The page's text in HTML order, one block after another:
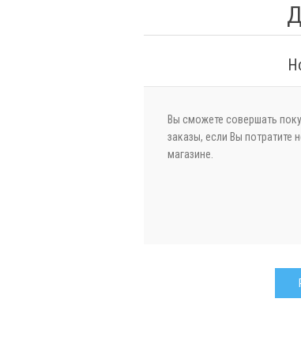
Вы сможете совершать
заказы, если Вы потратите
магазине.